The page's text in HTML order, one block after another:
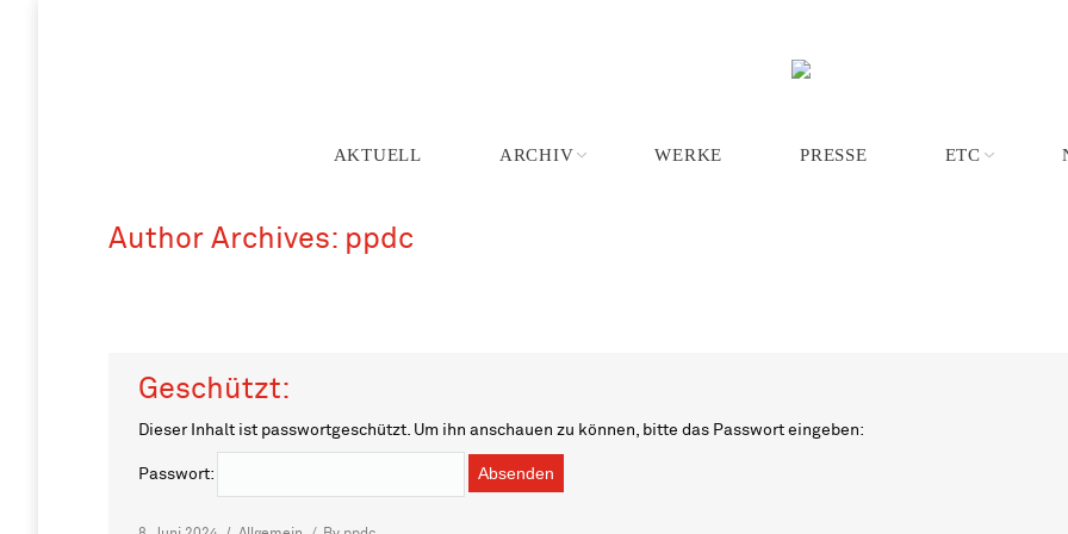
AKTUELL ARCHIV WERKE PRESSE ETC
Author Archives: ppdc
Geschützt:
Dieser Inhalt ist passwortgeschützt. Um ihn anschauen zu können, bitte das Passwort eingeben:
Passwort: